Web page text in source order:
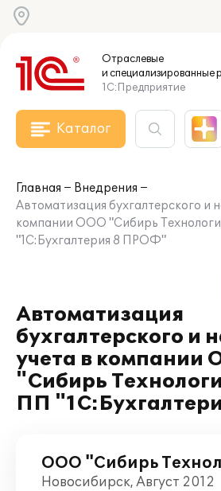
Отраслевые
и специализированные
1С:Предприятие
Каталог
Главная
Внедрения
Автоматизация бухгалтерского и
компании ООО "Сибирь
"1С:Бухгалтерия 8 ПРОФ"
Автоматизация
бухгалтерского и
учета в компании
"Сибирь
ПП
ООО "Сибирь
Новосибирск, Август 2012